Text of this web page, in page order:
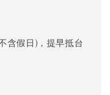
含假日)，提早抵台